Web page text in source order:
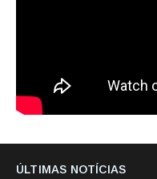
ÚLTIMAS NOTÍCIAS